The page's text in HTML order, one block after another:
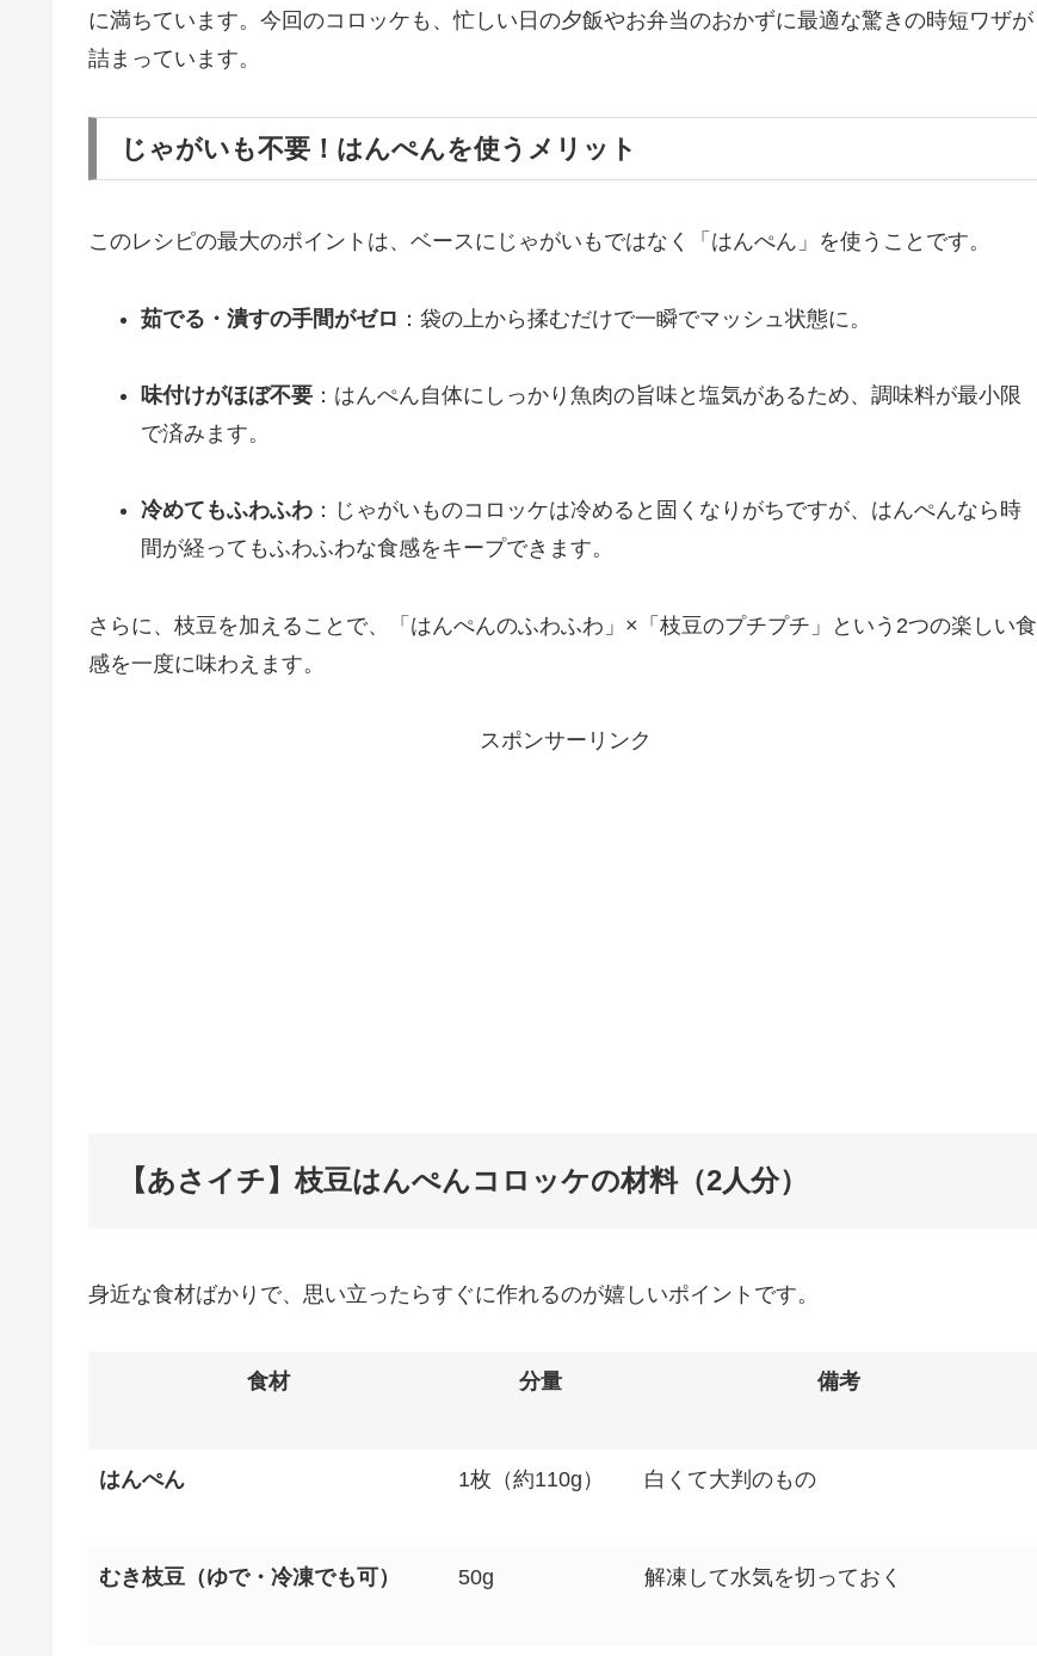
に満ちています。今回のコロッケも、忙しい日の夕飯やお弁当のおかずに最適な驚きの時短ワザが
詰まっています。
じゃがいも不要！はんぺんを使うメリット
このレシピの最大のポイントは、ベースにじゃがいもではなく「はんぺん」を使うことです。
茹でる・潰すの手間がゼロ ：袋の上から揉むだけで一瞬でマッシュ状態に。
味付けがほぼ不要：はんぺん自体にしっかり魚肉の旨味と塩気があるため、調味料が最小限
で済みます。
冷めてもふわふわ：じゃがいものコロッケは冷めると固くなりがちですが、はんぺんなら時
間が経ってもふわふわな食感をキープできます。
さらに、枝豆を加えることで、「はんぺんのふわふわ」×「枝豆のプチプチ」という2つの楽しい食
感を一度に味わえます。
スポンサーリンク
【あさイチ】枝豆はんぺんコロッケの材料（2人分）
身近な食材ばかりで、思い立ったらすぐに作れるのが嬉しいポイントです。
食材 分量 備考
はんぺん 1枚（約110g） 白くて大判のもの
むき枝豆（ゆで・冷凍でも可） 50g 解凍して水気を切っておく